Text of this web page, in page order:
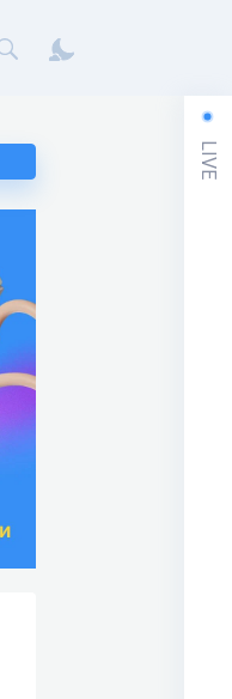
LIVE